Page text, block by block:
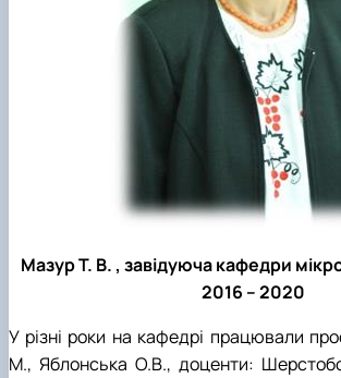
Мазур Т. В. , завідуюча кафедри
2016 – 2020
У різні роки на кафедрі працювали
М., Яблонська О.В., доценти: